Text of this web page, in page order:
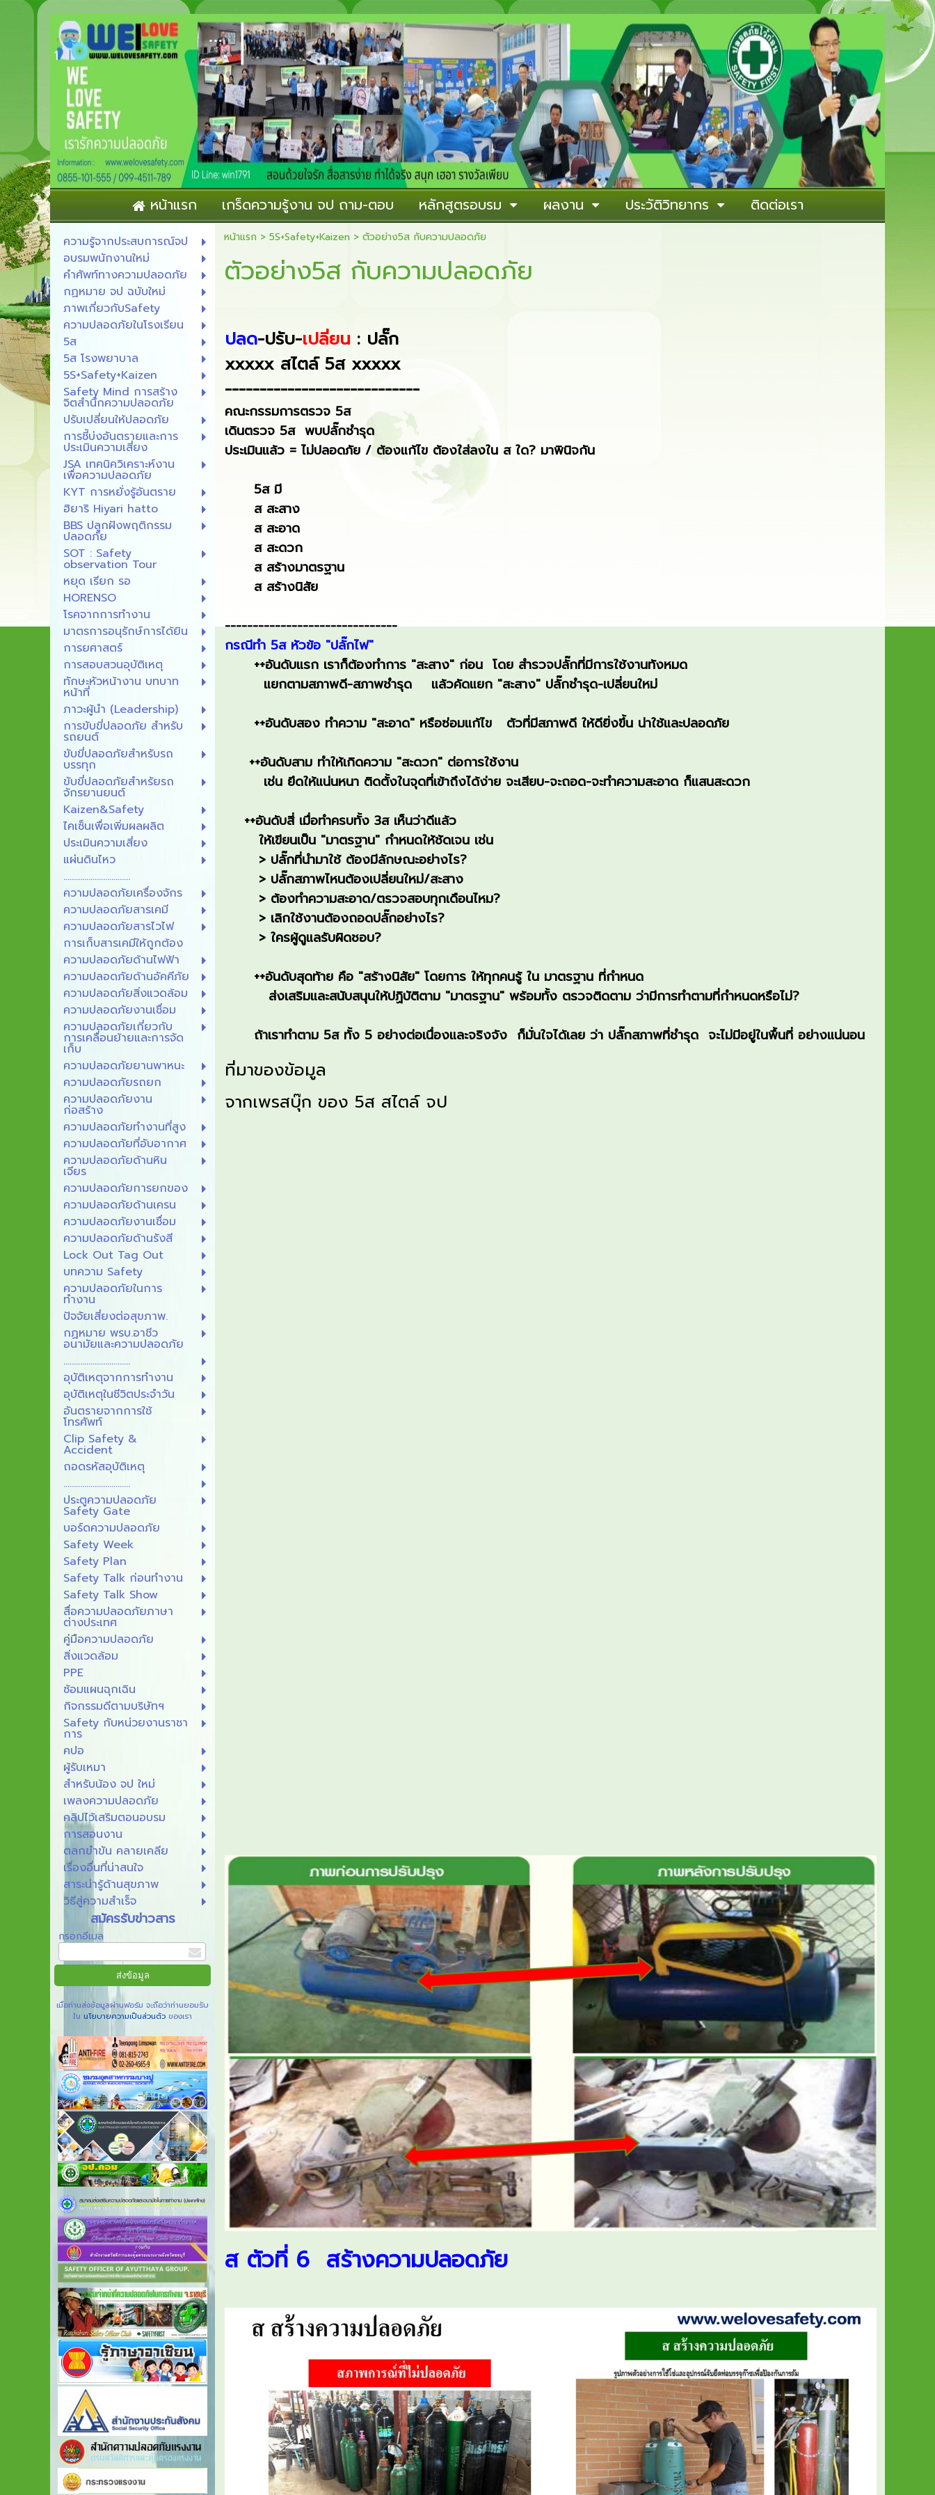
...
1
หน้าแรก เกร็ดความรู้งาน จป ถาม-ตอบ หลักสูตรอบรม ผลงาน ประวัติวิทยากร ติดต่อเรา
ความรู้จากประสบการณ์จป
อบรมพนักงานใหม่
คำศัพท์ทางความปลอดภัย
กฏหมาย จป ฉบับใหม่
ภาพเกี่ยวกับSafety
ความปลอดภัยในโรงเรียน
5ส
5ส โรงพยาบาล
5S+Safety+Kaizen
Safety Mind การสร้าง
จิตสำนึกความปลอดภัย
ปรับเปลี่ยนให้ปลอดภัย
การชี้บ่งอันตรายและการ
ประเมินความเสี่ยง
JSA เทคนิควิเคราะห์งาน
เพื่อความปลอดภัย
KYT การหยั่งรู้อันตราย
ฮิยาริ Hiyari hatto
BBS ปลูกฝังพฤติกรรม
ปลอดภัย
SOT : Safety
observation Tour
หยุด เรียก รอ
HORENSO
โรคจากการทำงาน
มาตรการอนุรักษ์การได้ยิน
การยศาสตร์
การสอบสวนอุบัติเหตุ
ทักษะหัวหน้างาน บทบาท
หน้าที่
ภาวะผู้นํา (Leadership)
การขับขี่ปลอดภัย สำหรับ
รถยนต์
ขับขี่ปลอดภัยสำหรับรถ
บรรทุก
ขับขี่ปลอดภัยสำหรัยรถ
จักรยานยนต์
Kaizen&Safety
ไคเซ็นเพื่อเพิ่มผลผลิต
ประเมินความเสี่ยง
แผ่นดินไหว
................................
ความปลอดภัยเครื่องจักร
ความปลอดภัยสารเคมี
ความปลอดภัยสารไวไฟ
การเก็บสารเคมีให้ถูกต้อง
ความปลอดภัยด้านไฟฟ้า
ความปลอดภัยด้านอัคคีภัย
ความปลอดภัยสิ่งแวดล้อม
ความปลอดภัยงานเชื่อม
ความปลอดภัยเกี่ยวกับ
การเคลื่อนย้ายและการจัด
เก็บ
ความปลอดภัยยานพาหนะ
ความปลอดภัยรถยก
ความปลอดภัยงาน
ก่อสร้าง
ความปลอดภัยทำงานที่สูง
ความปลอดภัยที่อับอากาศ
ความปลอดภัยด้านหิน
เจียร
ความปลอดภัยการยกของ
ความปลอดภัยด้านเครน
ความปลอดภัยงานเชื่อม
ความปลอดภัยด้านรังสี
Lock Out Tag Out
บทความ Safety
ความปลอดภัยในการ
ทำงาน
ปัจจัยเสี่ยงต่อสุขภาพ.
กฏหมาย พรบ.อาชีว
อนามัยและความปลอดภัย
................................
อุบัติเหตุจากการทำงาน
อุบัติเหตุในชีวิตประจำวัน
อันตรายจากการใช้
โทรศัพท์
Clip Safety &
Accident
ถอดรหัสอุบัติเหตุ
................................
ประตูความปลอดภัย
Safety Gate
บอร์ดความปลอดภัย
Safety Week
Safety Plan
Safety Talk ก่อนทำงาน
Safety Talk Show
สื่อความปลอดภัยภาษา
ต่างประเทศ
คู่มือความปลอดภัย
สิ่งแวดล้อม
PPE
ซ้อมแผนฉุกเฉิน
กิจกรรมดีตามบริษัทฯ
Safety กับหน่วยงานราชา
การ
คปอ
ผู้รับเหมา
สำหรับน้อง จป ใหม่
เพลงความปลอดภัย
คลิปไว้เสริมตอนอบรม
การสอนงาน
ตลกขำขัน คลายเคลีย
เรื่องอื่นที่น่าสนใจ
สาระน่ารู้ด้านสุขภาพ
วิธีสู่ความสำเร็จ
สมัครรับข่าวสาร
กรอกอีเมล
เมื่อท่านส่งข้อมูลผ่านฟอร์ม จะถือว่าท่านยอมรับ
ใน นโยบายความเป็นส่วนตัวของเรา
หน้าแรก > 5S+Safety+Kaizen > ตัวอย่าง5ส กับความปลอดภัย
ตัวอย่าง5ส กับความปลอดภัย
ปลด-ปรับ-เปลี่ยน : ปลั๊ก
xxxxx สไตล์ 5ส xxxxx
----------------------------
คณะกรรมการตรวจ 5ส
เดินตรวจ 5ส พบปลั๊กชำรุด
ประเมินแล้ว = ไม่ปลอดภัย / ต้องแก้ไข ต้องใส่ลงใน ส ใด? มาพินิจกัน
5ส มี
ส สะสาง
ส สะอาด
ส สะดวก
ส สร้างมาตรฐาน
ส สร้างนิสัย
-------------------------------
กรณีทำ 5ส หัวข้อ "ปลั๊กไฟ"
++อันดับแรก เราก็ต้องทำการ "สะสาง" ก่อน โดย สำรวจปลั๊กที่มีการใช้งานทั้งหมด
แยกตามสภาพดี-สภาพชำรุด แล้วคัดแยก "สะสาง" ปลั๊กชำรุด-เปลี่ยนใหม่
++อันดับสอง ทำความ "สะอาด" หรือซ่อมแก้ไข ตัวที่มีสภาพดี ให้ดียิ่งขึ้น น่าใช้และปลอดภัย
++อันดับสาม ทำให้เกิดความ "สะดวก" ต่อการใช้งาน
เช่น ยึดให้แน่นหนา ติดตั้งในจุดที่เข้าถึงได้ง่าย จะเสียบ-จะถอด-จะทำความสะอาด ก็แสนสะดวก
++อันดับสี่ เมื่อทำครบทั้ง 3ส เห็นว่าดีแล้ว
ให้เขียนเป็น "มาตรฐาน" กำหนดให้ชัดเจน เช่น
> ปลั๊กที่นำมาใช้ ต้องมีลักษณะอย่างไร?
> ปลั๊กสภาพไหนต้องเปลี่ยนใหม่/สะสาง
> ต้องทำความสะอาด/ตรวจสอบทุกเดือนไหม?
> เลิกใช้งานต้องถอดปลั๊กอย่างไร?
> ใครผู้ดูแลรับผิดชอบ?
++อันดับสุดท้าย คือ "สร้างนิสัย" โดยการ ให้ทุกคนรู้ ใน มาตรฐาน ที่กำหนด
ส่งเสริมและสนับสนุนให้ปฏิบัติตาม "มาตรฐาน" พร้อมทั้ง ตรวจติดตาม ว่ามีการทำตามที่กำหนดหรือไม่?
ถ้าเราทำตาม 5ส ทั้ง 5 อย่างต่อเนื่องและจริงจัง ก็มั่นใจได้เลย ว่า ปลั๊กสภาพที่ชำรุด จะไม่มีอยู่ในพื้นที่ อย่างแน่นอน
ที่มาของข้อมูล
จากเพรสบุ๊ก ของ 5ส สไตล์ จป
ส ตัวที่ 6 สร้างความปลอดภัย